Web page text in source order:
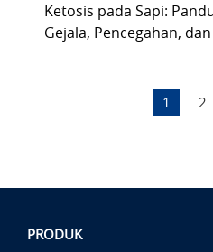
Ketosis pada Sapi:
Gejala, Pencegahan,
1 2
PRODUK